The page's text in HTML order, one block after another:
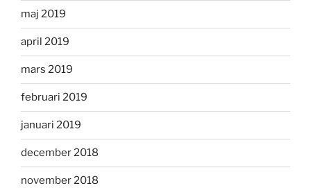
maj 2019
april 2019
mars 2019
februari 2019
januari 2019
december 2018
november 2018